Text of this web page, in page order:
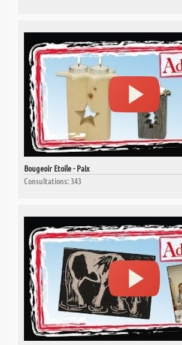
Bougeoir Etoile - Paix
Consultations: 343